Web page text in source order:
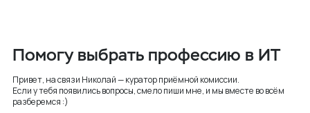
Помогу выбрать профессию в ИТ
Привет, на связи Николай — куратор приёмной комиссии.
Если у тебя появились вопросы, смело пиши мне, и мы вместе во всём
разберемся :)